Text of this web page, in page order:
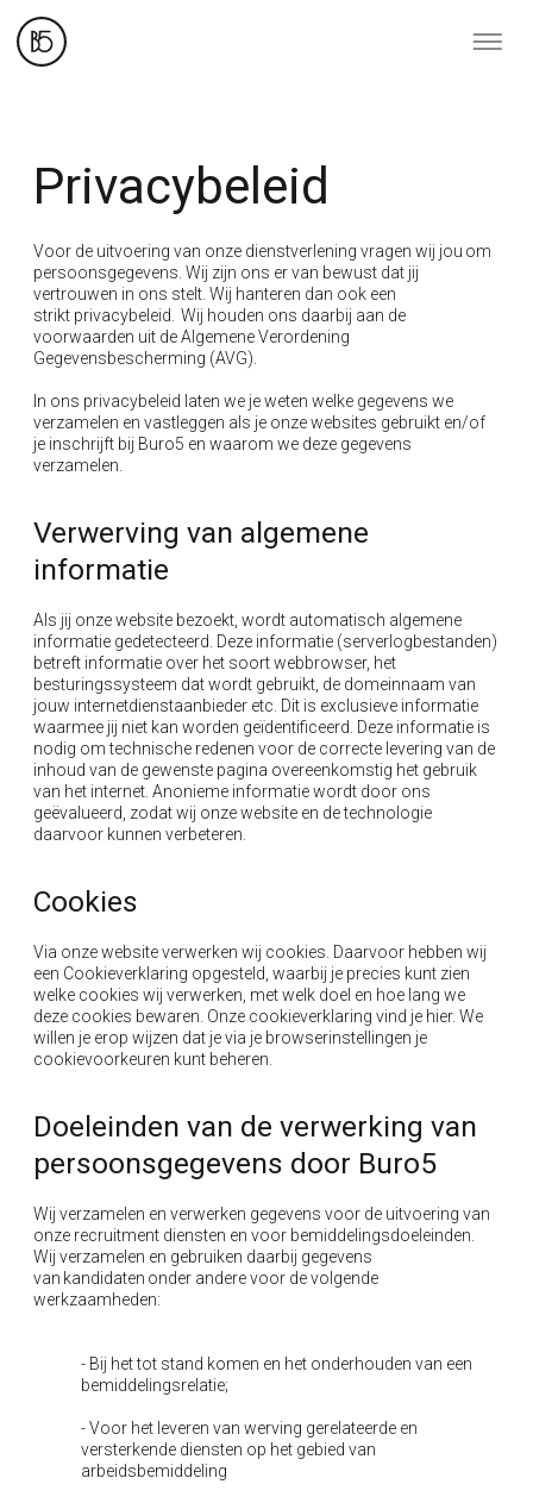
Privacybeleid
Voor de uitvoering van onze dienstverlening vragen wij jou om
persoonsgegevens. Wij zijn ons er van bewust dat jij
vertrouwen in ons stelt. Wij hanteren dan ook een
strikt privacybeleid . Wij houden ons daarbij aan de
voorwaarden uit de Algemene Verordening
Gegevensbescherming (AVG).
In ons privacybeleid laten we je weten welke gegevens we
verzamelen en vastleggen als je onze websites gebruikt en/of
je inschrijft bij Buro5 en waarom we deze gegevens
verzamelen.
Verwerving van algemene
informatie
Als jij onze website bezoekt, wordt automatisch algemene
informatie gedetecteerd. Deze informatie (serverlogbestanden)
betreft informatie over het soort webbrowser, het
besturingssysteem dat wordt gebruikt, de domeinnaam van
jouw internetdienstaanbieder etc. Dit is exclusieve informatie
waarmee jij niet kan worden geïdentificeerd. Deze informatie is
nodig om technische redenen voor de correcte levering van de
inhoud van de gewenste pagina overeenkomstig het gebruik
van het internet. Anonieme informatie wordt door ons
geëvalueerd, zodat wij onze website en de technologie
daarvoor kunnen verbeteren.
Cookies
Via onze website verwerken wij cookies. Daarvoor hebben wij
een Cookieverklaring opgesteld, waarbij je precies kunt zien
welke cookies wij verwerken, met welk doel en hoe lang we
deze cookies bewaren. Onze cookieverklaring vind je hier. We
willen je erop wijzen dat je via je browserinstellingen je
cookievoorkeuren kunt beheren.
Doeleinden van de verwerking van
persoonsgegevens door Buro5
Wij verzamelen en verwerken gegevens voor de uitvoering van
onze recruitment diensten en voor bemiddelingsdoeleinden.
Wij verzamelen en gebruiken daarbij gegevens
van kandidaten onder andere voor de volgende
werkzaamheden:
- Bij het tot stand komen en het onderhouden van een
bemiddelingsrelatie;
- Voor het leveren van werving gerelateerde en
versterkende diensten op het gebied van
arbeidsbemiddeling